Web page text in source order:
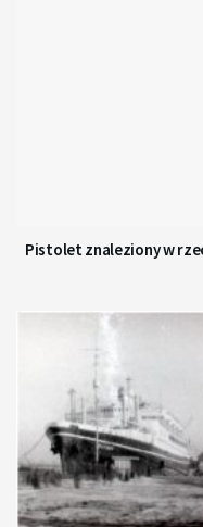
Pistolet znaleziony w